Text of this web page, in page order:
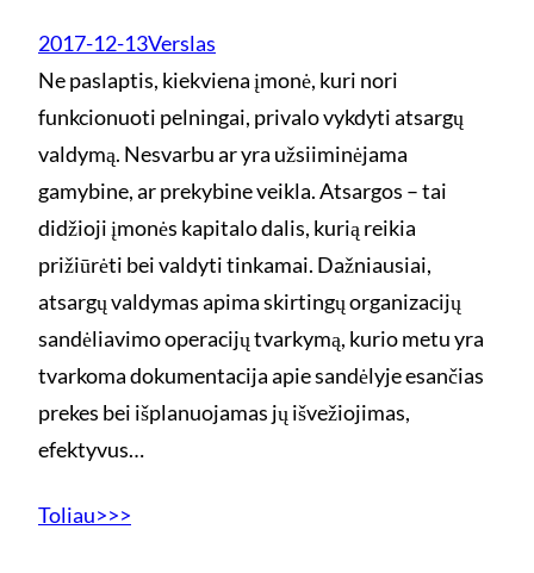
2017-12-13Verslas
Ne paslaptis, kiekviena įmonė, kuri nori
funkcionuoti pelningai, privalo vykdyti atsargų
valdymą. Nesvarbu ar yra užsiiminėjama
gamybine, ar prekybine veikla. Atsargos – tai
didžioji įmonės kapitalo dalis, kurią reikia
prižiūrėti bei valdyti tinkamai. Dažniausiai,
atsargų valdymas apima skirtingų organizacijų
sandėliavimo operacijų tvarkymą, kurio metu yra
tvarkoma dokumentacija apie sandėlyje esančias
prekes bei išplanuojamas jų išvežiojimas,
efektyvus…
Toliau>>>